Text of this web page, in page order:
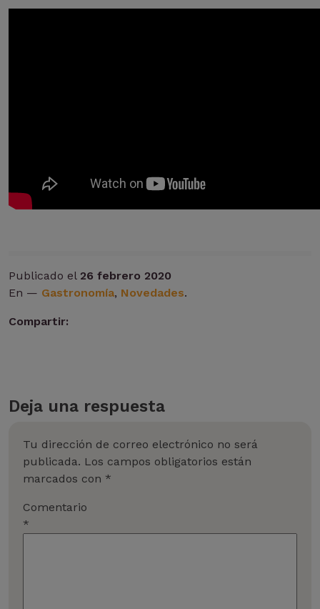
Publicado el 26 febrero 2020
En — Gastronomía, Novedades.
Compartir:
Deja una respuesta
Tu dirección de correo electrónico no será
publicada. Los campos obligatorios están
marcados con *
Comentario
*